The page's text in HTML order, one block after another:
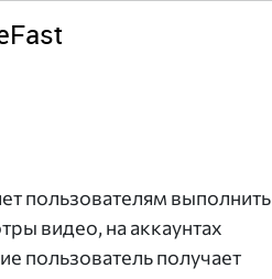
пользователям выполнить
видео, на аккаунтах
пользователь получает